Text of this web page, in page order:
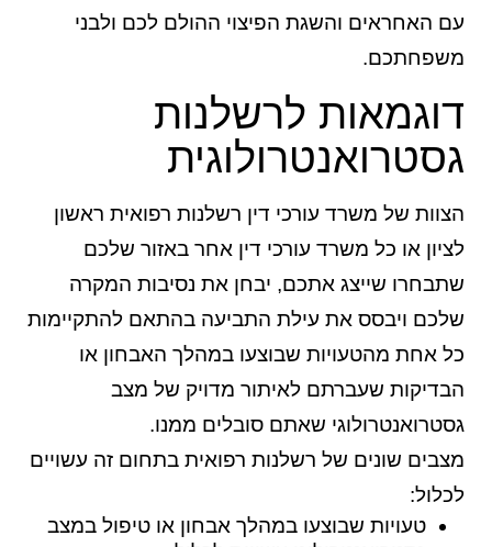
עם האחראים והשגת הפיצוי ההולם לכם ולבני
משפחתכם.
דוגמאות לרשלנות
גסטרואנטרולוגית
הצוות של משרד עורכי דין רשלנות רפואית ראשון
לציון או כל משרד עורכי דין אחר באזור שלכם
שתבחרו שייצג אתכם, יבחן את נסיבות המקרה
שלכם ויבסס את עילת התביעה בהתאם להתקיימות
כל אחת מהטעויות שבוצעו במהלך האבחון או
הבדיקות שעברתם לאיתור מדויק של מצב
גסטרואנטרולוגי שאתם סובלים ממנו.
מצבים שונים של רשלנות רפואית בתחום זה עשויים
לכלול:
טעויות שבוצעו במהלך אבחון או טיפול במצב